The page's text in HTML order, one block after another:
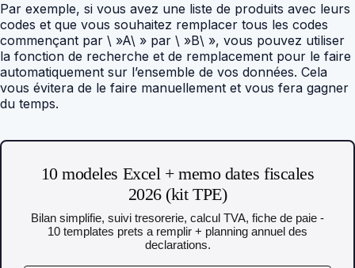
Par exemple, si vous avez une liste de produits avec leurs
codes et que vous souhaitez remplacer tous les codes
commençant par \ »A\ » par \ »B\ », vous pouvez utiliser
la fonction de recherche et de remplacement pour le faire
automatiquement sur l’ensemble de vos données. Cela
vous évitera de le faire manuellement et vous fera gagner
du temps.
10 modeles Excel + memo dates fiscales
2026 (kit TPE)
Bilan simplifie, suivi tresorerie, calcul TVA, fiche de paie -
10 templates prets a remplir + planning annuel des
declarations.